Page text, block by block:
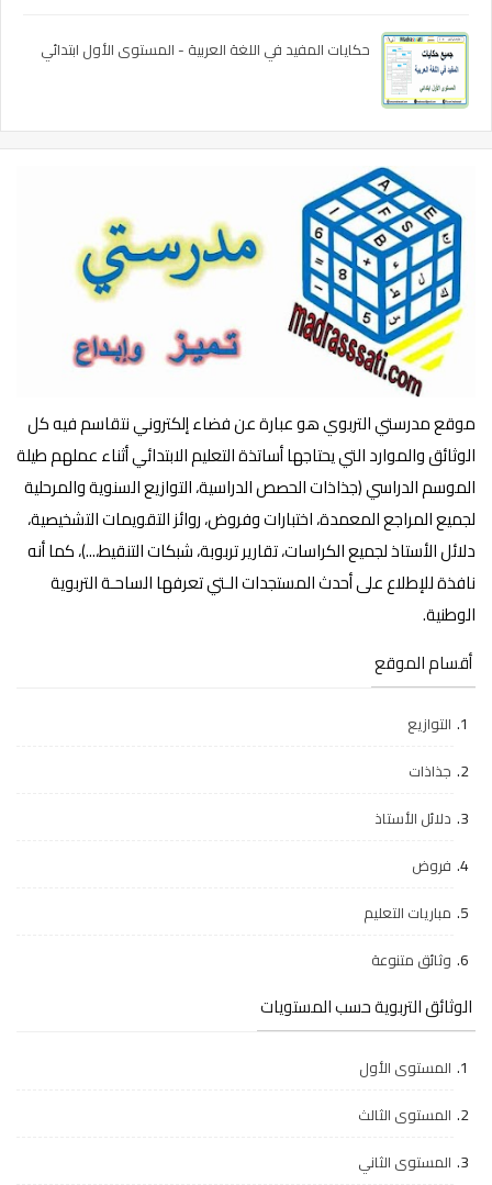
حكايات المفيد في اللغة العربية - المستوى الأول ابتدائي
موقع مدرستي التربوي هو عبارة عن فضاء إلكتروني نتقاسم فيه كل
الوثائق والموارد التي يحتاجها أساتذة التعليم الابتدائي أثناء عملهم طيلة
الموسم الدراسي (جذاذات الحصص الدراسية، التوازيع السنوية والمرحلية
لجميع المراجع المعمدة، اختبارات وفروض، روائز التقويمات التشخيصية،
دلائل الأستاذ لجميع الكراسات، تقارير تربوبة، شبكات التنقيط،...)، كما أنه
نافذة للإطلاع على أحدث المستجدات الـتي تعرفها الساحـة التربوية
الوطنية.
أقسام الموقع
التوازيع
جذاذات
دلائل الأستاذ
فروض
مباريات التعليم
وثائق متنوعة
الوثائق التربوية حسب المستويات
المستوى الأول
المستوى الثالث
المستوى الثاني